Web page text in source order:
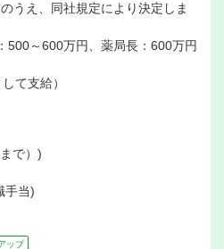
うえ、同社規定により決定しま
500～600万円、薬局長：600万円
て支給）
で）)
手当)
ップ